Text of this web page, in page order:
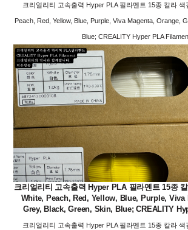
크리얼리티 고속출력 Hyper PLA 필라멘트 15종 칼라 색
Peach, Red, Yellow, Blue, Purple, Viva Magenta, Orange,
Blue; CREALITY Hyper PLA
크리얼리티 고속출력 Hyper PLA 필라멘트 15종
White, Peach, Red, Yellow, Blue, Purple, Viva
Grey, Black, Green, Skin, Blue; CREALITY
크리얼리티 고속출력 Hyper PLA 필라멘트 15종 칼라 색